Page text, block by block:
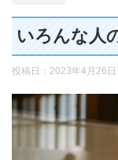
いろんな人
投稿日： 2023年4月26日